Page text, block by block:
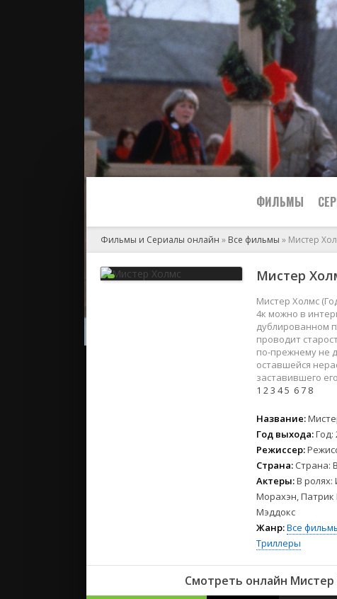
ФИЛЬМЫ
2024
2023
2022
2021
Русские
Зарубежные
Фильмы и Сериалы онлайн » Все фильмы » Мистер
Мистер
Мистер Холмс
4к можно в
дублированном
проводит
по-прежнему не
оставшейся
заставившего
1 23 45 67 8
Название:
Год выхода:Год:
Режиссер:
Страна: Страна:
Актеры:В
Морахэн, Патрик
Мэддокс
Жанр:Все
Триллеры
Смотреть онлайн Мистер